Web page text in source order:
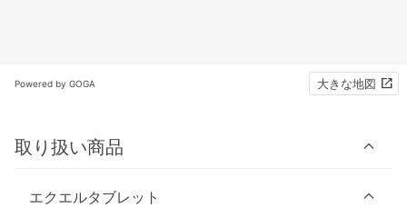
Powered by GOGA 大きな地図
取り扱い商品
エクエルタブレット